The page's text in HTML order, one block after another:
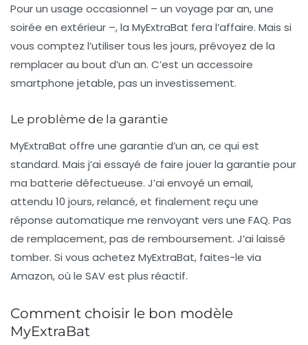
Pour un usage occasionnel – un voyage par an, une
soirée en extérieur –, la MyExtraBat fera l’affaire. Mais si
vous comptez l’utiliser tous les jours, prévoyez de la
remplacer au bout d’un an. C’est un accessoire
smartphone jetable, pas un investissement.
Le problème de la garantie
MyExtraBat offre une garantie d’un an, ce qui est
standard. Mais j’ai essayé de faire jouer la garantie pour
ma batterie défectueuse. J’ai envoyé un email,
attendu 10 jours, relancé, et finalement reçu une
réponse automatique me renvoyant vers une FAQ. Pas
de remplacement, pas de remboursement. J’ai laissé
tomber. Si vous achetez MyExtraBat, faites-le via
Amazon, où le SAV est plus réactif.
Comment choisir le bon modèle
MyExtraBat